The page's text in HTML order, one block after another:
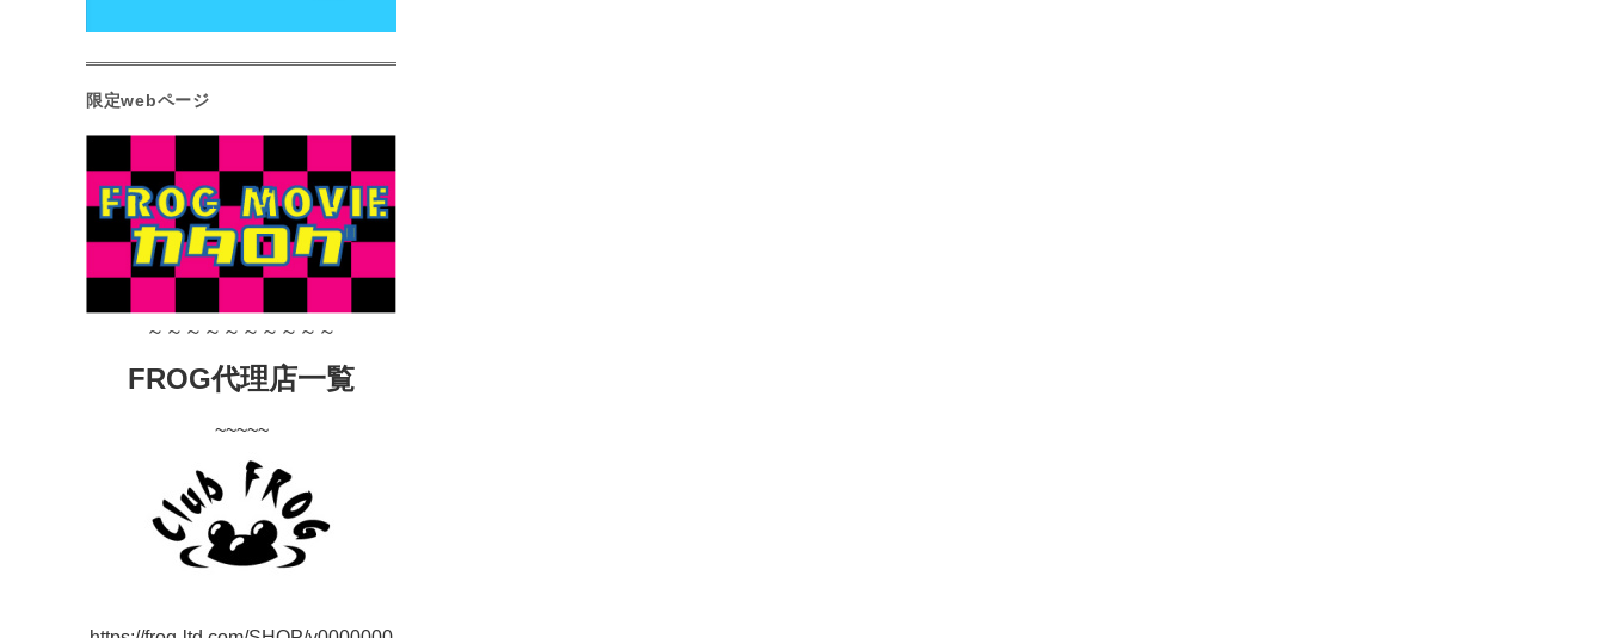
限定webページ
～～～～～～～～～～
FROG代理店一覧
~~~~~